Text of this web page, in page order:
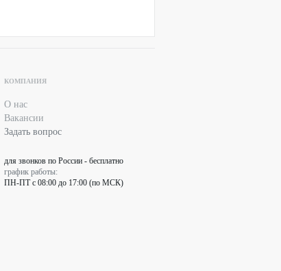
КОМПАНИЯ
О нас
Вакансии
Задать вопрос
для звонков по России - бесплатно
график работы:
ПН-ПТ с 08:00 до 17:00 (по МСК)